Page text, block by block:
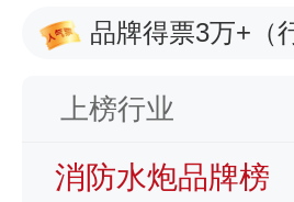
品牌得票3万+
上榜行业
消防水炮品牌榜